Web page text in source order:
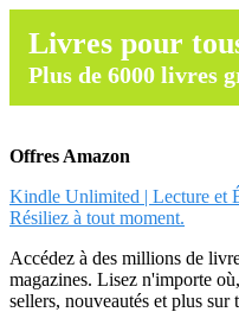
Livres pour
Plus de 6000 livres
Offres Amazon
Kindle Unlimited | Lecture et
Résiliez à tout moment.
Accédez à des millions de
magazines. Lisez n'importe
sellers, nouveautés et plus sur